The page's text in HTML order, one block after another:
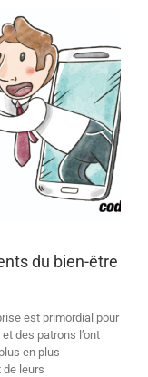
du bien-être
est primordial pour
des patrons l’ont
en plus
de leurs